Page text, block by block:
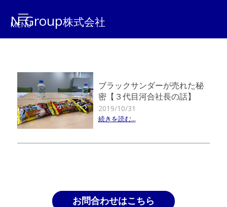
N Group株式会社
ブラックサンダーが売れた秘
密【３代目河合社長の話】
2019/10/31
続きを読む...
お問合わせはこちら